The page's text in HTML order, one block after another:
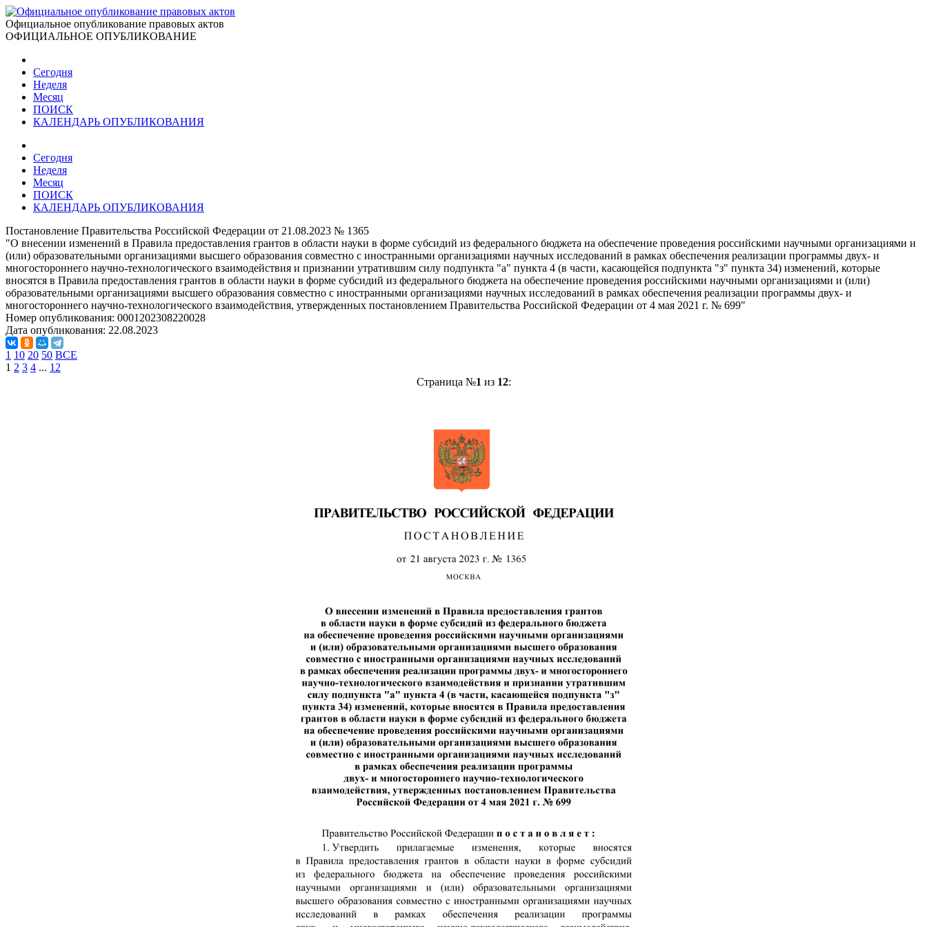
Официальное опубликование правовых актов
ОФИЦИАЛЬНОЕ ОПУБЛИКОВАНИЕ
Сегодня
Неделя
Месяц
ПОИСК
КАЛЕНДАРЬ ОПУБЛИКОВАНИЯ
Сегодня
Неделя
Месяц
ПОИСК
КАЛЕНДАРЬ ОПУБЛИКОВАНИЯ
Постановление Правительства Российской Федерации от 21.08.2023 № 1365
"О внесении изменений в Правила предоставления грантов в области науки в форме субсидий из федерального бюджета на обеспечение проведения российскими научными организациями и
(или) образовательными организациями высшего образования совместно с иностранными организациями научных исследований в рамках обеспечения реализации программы двух- и
многостороннего научно-технологического взаимодействия и признании утратившим силу подпункта "а" пункта 4 (в части, касающейся подпункта "з" пункта 34) изменений, которые
вносятся в Правила предоставления грантов в области науки в форме субсидий из федерального бюджета на обеспечение проведения российскими научными организациями и (или)
образовательными организациями высшего образования совместно с иностранными организациями научных исследований в рамках обеспечения реализации программы двух- и
многостороннего научно-технологического взаимодействия, утвержденных постановлением Правительства Российской Федерации от 4 мая 2021 г. № 699"
Номер опубликования: 0001202308220028
Дата опубликования: 22.08.2023
1 10 20 50 ВСЕ
1 2 3 4 ... 12
Страница №1 из 12: